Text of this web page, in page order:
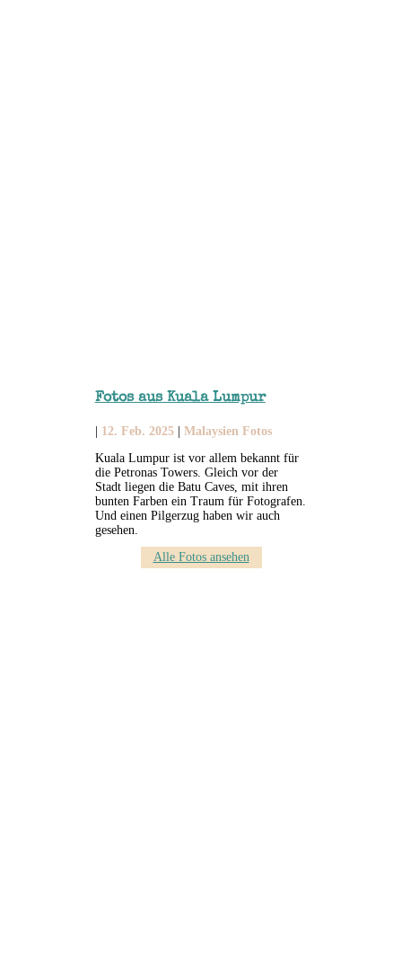
Fotos aus Kuala Lumpur
12. Feb. 2025
Malaysien Fotos
Kuala Lumpur ist vor allem bekannt für
die Petronas Towers. Gleich vor der
Stadt liegen die Batu Caves, mit ihren
bunten Farben ein Traum für Fotografen.
Und einen Pilgerzug haben wir auch
gesehen.
Alle Fotos ansehen